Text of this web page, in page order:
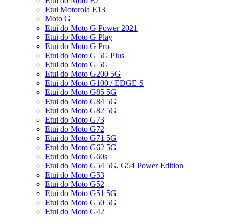
Etui Motorola E13
Moto G
Etui do Moto G Power 2021
Etui do Moto G Play
Etui do Moto G Pro
Etui do Moto G 5G Plus
Etui do Moto G 5G
Etui do Moto G200 5G
Etui do Moto G100 / EDGE S
Etui do Moto G85 5G
Etui do Moto G84 5G
Etui do Moto G82 5G
Etui do Moto G73
Etui do Moto G72
Etui do Moto G71 5G
Etui do Moto G62 5G
Etui do Moto G60s
Etui do Moto G54 5G, G54 Power Edition
Etui do Moto G53
Etui do Moto G52
Etui do Moto G51 5G
Etui do Moto G50 5G
Etui do Moto G42